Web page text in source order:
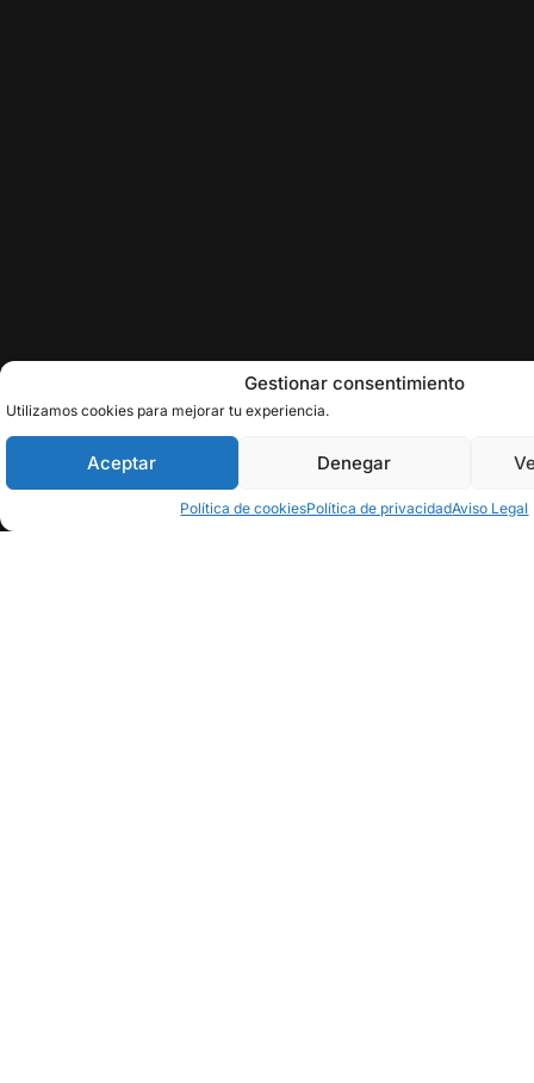
Gestionar consentimiento
Utilizamos cookies para mejorar tu experiencia.
Aceptar Denegar
Política de cookiesPolítica de privacidadAviso Legal